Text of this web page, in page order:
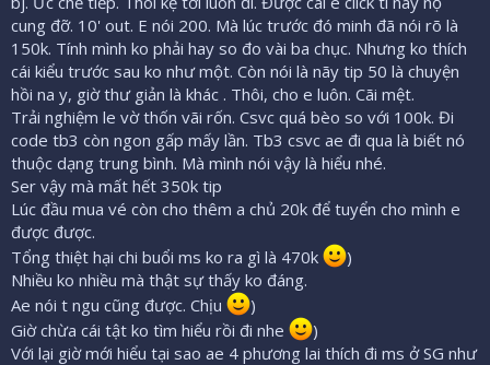
cung đỡ. 10' out. E nói 200. Mà lúc trước đó minh đã nói rõ là
150k. Tính mình ko phải hay so đo vài ba chục. Nhưng ko thích
cái kiểu trước sau ko như một. Còn nói là nãy tip 50 là chuyện
hồi na y, giờ thư giản là khác . Thôi, cho e luôn. Cãi mệt.
Trải nghiệm le vờ thốn vãi rốn. Csvc quá bèo so với 100k. Đi
code tb3 còn ngon gấp mấy lần. Tb3 csvc ae đi qua là biết nó
thuộc dạng trung bình. Mà mình nói vậy là hiểu nhé.
Ser vậy mà mất hết 350k tip
Lúc đầu mua vé còn cho thêm a chủ 20k để tuyển cho mình e
được được.
Tổng thiệt hại chi buổi ms ko ra gì là 470k
)
Nhiều ko nhiều mà thật sự thấy ko đáng.
Ae nói t ngu cũng được. Chịu
)
Giờ chừa cái tật ko tìm hiểu rồi đi nhe
)
Với lại giờ mới hiểu tại sao ae 4 phương lai thích đi ms ở SG như